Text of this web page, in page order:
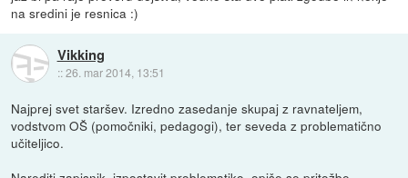
na sredini je resnica :)
Vikking
::26. mar 2014, 13:51
Najprej svet staršev. Izredno zasedanje skupaj z ravnateljem,
vodstvom OŠ (pomočniki, pedagogi), ter seveda z problematično
učiteljico.